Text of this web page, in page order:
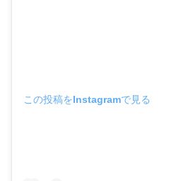
この投稿をInstagramで見る